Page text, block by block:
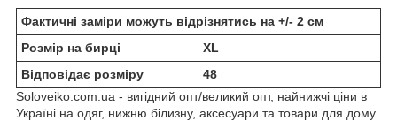
Фактичні заміри можуть відрізнятись на +/- 2 см
Розмір на бирці
XL
Відповідає розміру
48
Soloveiko.com.ua - вигідний опт/великий опт, найнижчі ціни в
Україні на одяг, нижню білизну, аксесуари та товари для дому.